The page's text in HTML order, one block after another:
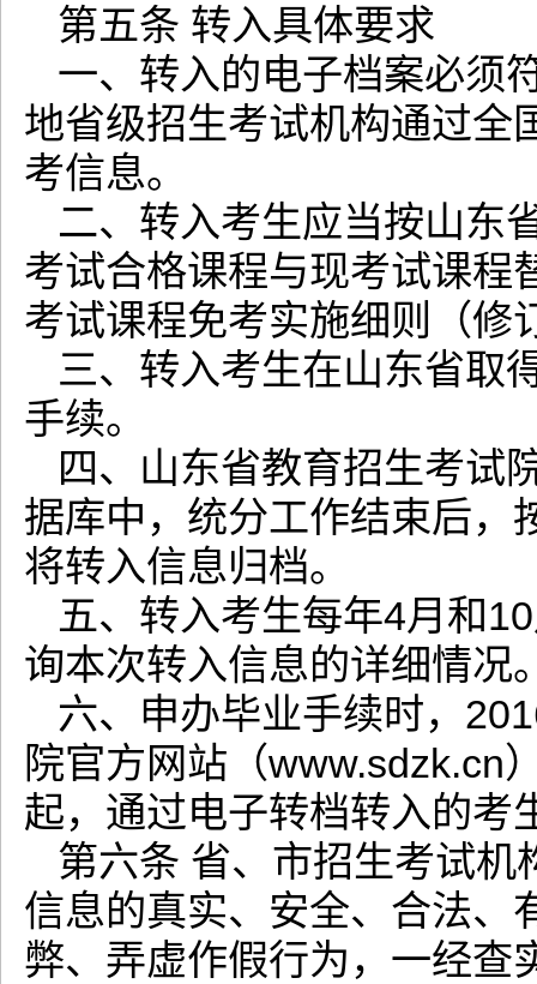
第五条 转入具体要求
一、转入的电子档案必须
地省级招生考试机构通过全
考信息。
二、转入考生应当按山东
考试合格课程与现考试课程
考试课程免考实施细则（修
三、转入考生在山东省取
手续。
四、山东省教育招生考试
据库中，统分工作结束后，
将转入信息归档。
五、转入考生每年4月和
询本次转入信息的详细情况
六、申办毕业手续时，
院官方网站（www.sdzk.cn
起，通过电子转档转入的考
第六条 省、市招生考试
信息的真实、安全、合法、
弊、弄虚作假行为，一经查